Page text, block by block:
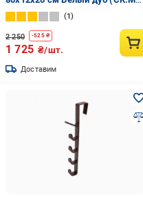
8.6)
1
2 250 -525₴
1 725 ₴/шт.
Доставим